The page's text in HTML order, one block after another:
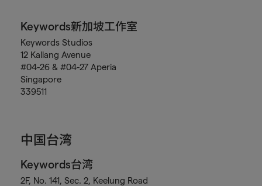
Keywords新加坡工作室
Keywords Studios
12 Kallang Avenue
#04-26 & #04-27 Aperia
Singapore
339511
中国台湾
Keywords台湾
2F, No. 141, Sec. 2, Keelung Road